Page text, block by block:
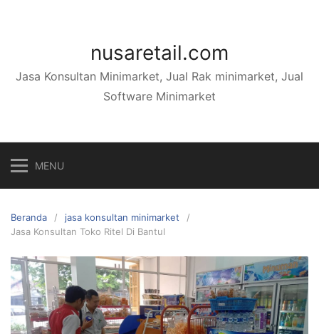
nusaretail.com
Jasa Konsultan Minimarket, Jual Rak minimarket, Jual
Software Minimarket
MENU
Beranda
jasa konsultan minimarket
Jasa Konsultan Toko Ritel Di Bantul